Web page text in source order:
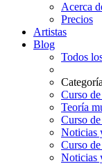
Acerca
Precios
Artistas
Blog
Todos
Curso
Teoría
Curso
Noticias
Curso
Noticias